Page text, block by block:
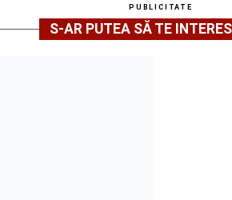
PUBLICITATE
S-AR PUTEA SĂ TE